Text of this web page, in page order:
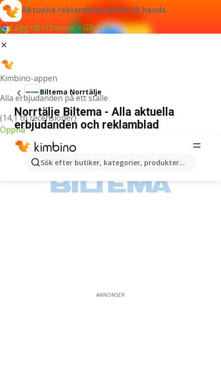
Aktuella reklamblad alltid till hands
Lägg till i Chrome – GRATIS
Kimbino-appen
Alla erbjudanden på ett ställe
(14,1 tn recensioner)
Öppna
Sök efter butiker, kategorier, produkter...
Biltema Norrtälje
Norrtälje Biltema - Alla aktuella
erbjudanden och reklamblad
ANNONSER